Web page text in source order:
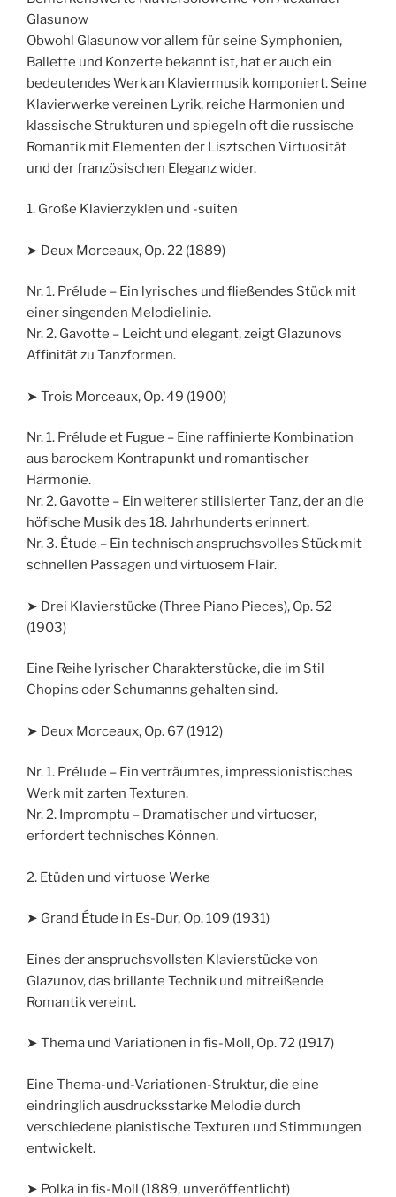
Glasunow
Obwohl Glasunow vor allem für seine Symphonien,
Ballette und Konzerte bekannt ist, hat er auch ein
bedeutendes Werk an Klaviermusik komponiert. Seine
Klavierwerke vereinen Lyrik, reiche Harmonien und
klassische Strukturen und spiegeln oft die russische
Romantik mit Elementen der Lisztschen Virtuosität
und der französischen Eleganz wider.
1. Große Klavierzyklen und -suiten
➤ Deux Morceaux, Op. 22 (1889)
Nr. 1. Prélude – Ein lyrisches und fließendes Stück mit
einer singenden Melodielinie.
Nr. 2. Gavotte – Leicht und elegant, zeigt Glazunovs
Affinität zu Tanzformen.
➤ Trois Morceaux, Op. 49 (1900)
Nr. 1. Prélude et Fugue – Eine raffinierte Kombination
aus barockem Kontrapunkt und romantischer
Harmonie.
Nr. 2. Gavotte – Ein weiterer stilisierter Tanz, der an die
höfische Musik des 18. Jahrhunderts erinnert.
Nr. 3. Étude – Ein technisch anspruchsvolles Stück mit
schnellen Passagen und virtuosem Flair.
➤ Drei Klavierstücke (Three Piano Pieces), Op. 52
(1903)
Eine Reihe lyrischer Charakterstücke, die im Stil
Chopins oder Schumanns gehalten sind.
➤ Deux Morceaux, Op. 67 (1912)
Nr. 1. Prélude – Ein verträumtes, impressionistisches
Werk mit zarten Texturen.
Nr. 2. Impromptu – Dramatischer und virtuoser,
erfordert technisches Können.
2. Etüden und virtuose Werke
➤ Grand Étude in Es-Dur, Op. 109 (1931)
Eines der anspruchsvollsten Klavierstücke von
Glazunov, das brillante Technik und mitreißende
Romantik vereint.
➤ Thema und Variationen in fis-Moll, Op. 72 (1917)
Eine Thema-und-Variationen-Struktur, die eine
eindringlich ausdrucksstarke Melodie durch
verschiedene pianistische Texturen und Stimmungen
entwickelt.
➤ Polka in fis-Moll (1889, unveröffentlicht)